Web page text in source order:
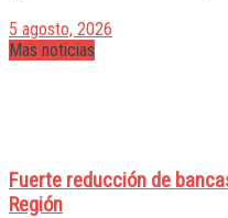
5 agosto, 2026
Mas noticias
Fuerte reducción de
Región